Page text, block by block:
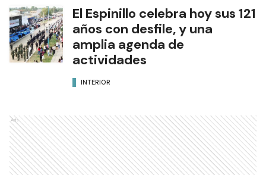
El Espinillo celebra hoy sus 121
años con desfile, y una
amplia agenda de
actividades
INTERIOR
Ads